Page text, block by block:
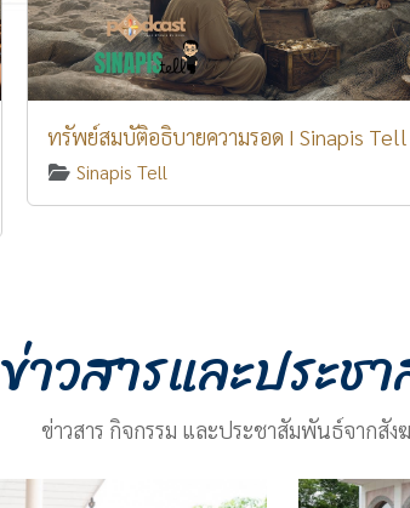
ทรัพย์สมบัติอธิบายความรอด I Sinapis Tell
Sinapis Tell
ข่าวสารและประ
ข่าวสาร กิจกรรม และประชาสัมพันธ์จากสั